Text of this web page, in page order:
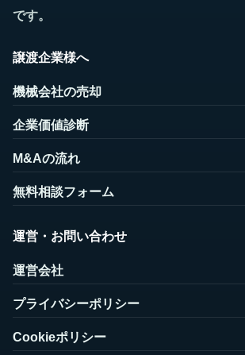
です。
譲渡企業様へ
機械会社の売却
企業価値診断
M&Aの流れ
無料相談フォーム
運営・お問い合わせ
運営会社
プライバシーポリシー
Cookieポリシー